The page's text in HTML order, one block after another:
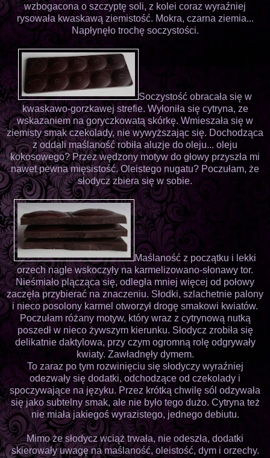
wzbogacona o szczyptę soli, z kolei coraz wyraźniej
rysowała kwaskawą ziemistość. Mokra, czarna ziemia...
Napłynęło trochę soczystości.
Soczystość obracała się w
kwaskawo-gorzkawej strefie. Wyłoniła się cytryna, ze
wskazaniem na goryczkowatą skórkę. Wmieszała się w
ziemisty smak czekolady, nie wywyższając się. Dochodząca
z oddali maślaność robiła aluzje do oleju... oleju
kokosowego? Przez wędzony motyw do głowy przyszła mi
nawet pewna mięsistość. Oleistego nugatu? Poczułam, że
słodycz zbiera się w sobie.
Maślaność z początku i lekki
orzech nagle wskoczyły na karmelizowano-słonawy tor.
Nieśmiało plącząca się, odległa mniej więcej od połowy
zaczęła przybierać na znaczeniu. Słodki, szlachetnie palony
i nieco posolony karmel otworzył drogę smakowi kwiatów.
Poczułam różany motyw, który wraz z cytrynową nutką
poszedł w nieco żywszym kierunku. Słodycz zrobiła się
delikatnie daktylowa, przy czym ogromną rolę odgrywały
kwiaty. Zawładnęły dymem.
To zaraz po tym rozwinięciu się słodyczy wyraźniej
odezwały się dodatki, odchodzące od czekolady i
spoczywające na języku. Przez krótką chwilę sól odzywała
się jako subtelny smak, ale nie było tego dużo. Cytryna też
nie miała jakiegoś wyrazistego, jednego debiutu.
Mimo że słodycz wciąż trwała, nie odeszła, dodatki
skierowały uwagę na maślaność, oleistość, dym i orzechy.